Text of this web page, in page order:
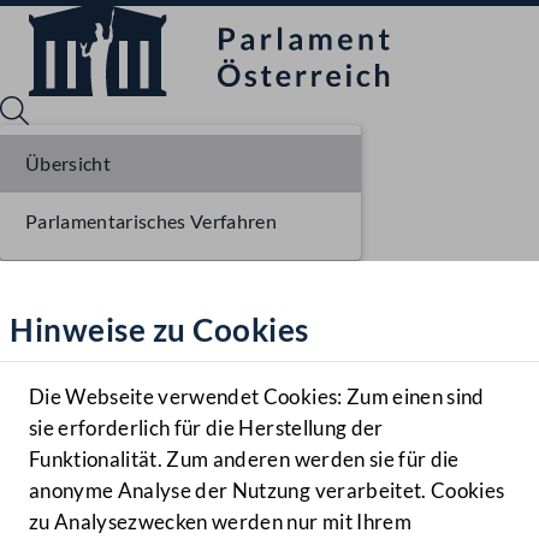
Hilfe
Benutzer
Navigationsmenü öffnen
MENÜ
Hinweise zu Cookies
Die Webseite verwendet Cookies: Zum einen sind
sie erforderlich für die Herstellung der
Funktionalität. Zum anderen werden sie für die
anonyme Analyse der Nutzung verarbeitet. Cookies
zu Analysezwecken werden nur mit Ihrem
Übersicht
Parlamentarisches Verfahren